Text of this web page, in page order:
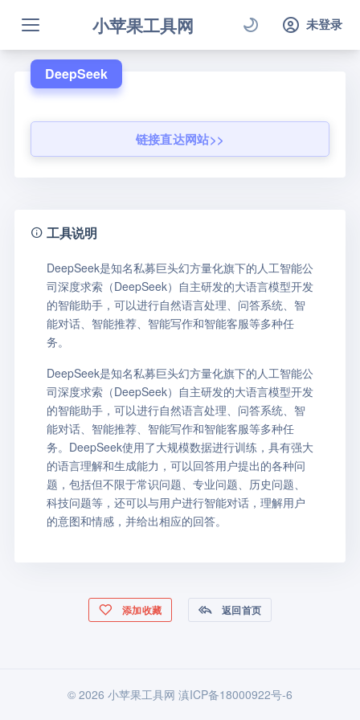
小苹果工具网 未登录
DeepSeek
链接直达网站>>
工具说明
DeepSeek是知名私募巨头幻方量化旗下的人工智能公
司深度求索（DeepSeek）自主研发的大语言模型开发
的智能助手，可以进行自然语言处理、问答系统、智
能对话、智能推荐、智能写作和智能客服等多种任
务。
DeepSeek是知名私募巨头幻方量化旗下的人工智能公
司深度求索（DeepSeek）自主研发的大语言模型开发
的智能助手，可以进行自然语言处理、问答系统、智
能对话、智能推荐、智能写作和智能客服等多种任
务。DeepSeek使用了大规模数据进行训练，具有强大
的语言理解和生成能力，可以回答用户提出的各种问
题，包括但不限于常识问题、专业问题、历史问题、
科技问题等，还可以与用户进行智能对话，理解用户
的意图和情感，并给出相应的回答。
添加收藏 返回首页
© 2026 小苹果工具网 滇ICP备18000922号-6